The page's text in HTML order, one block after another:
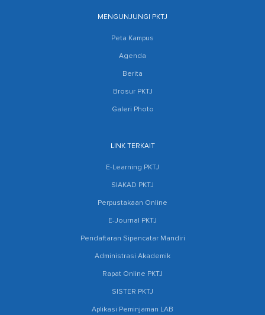
MENGUNJUNGI PKTJ
Peta Kampus
Agenda
Berita
Brosur PKTJ
Galeri Photo
LINK TERKAIT
E-Learning PKTJ
SIAKAD PKTJ
Perpustakaan Online
E-Journal PKTJ
Pendaftaran Sipencatar Mandiri
Administrasi Akademik
Rapat Online PKTJ
SISTER PKTJ
Aplikasi Peminjaman LAB